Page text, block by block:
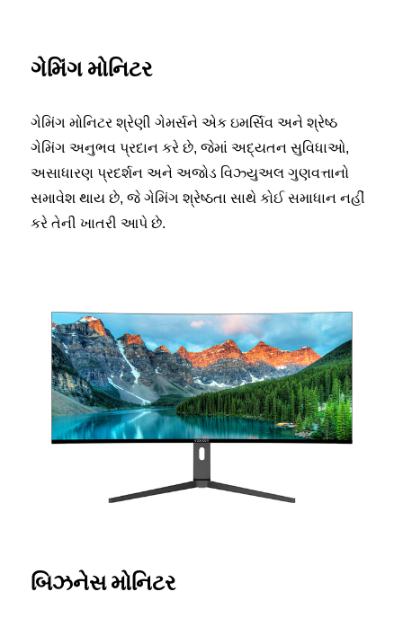
ગેમિંગ મોનિટર
ગેમિંગ મોનિટર શ્રેણી ગેમર્સને એક ઇમર્સિવ અને શ્રેષ્ઠ
ગેમિંગ અનુભવ પ્રદાન કરે છે, જેમાં અદ્યતન સુવિધાઓ,
અસાધારણ પ્રદર્શન અને અજોડ વિઝ્યુઅલ ગુણવત્તાનો
સમાવેશ થાય છે, જે ગેમિંગ શ્રેષ્ઠતા સાથે કોઈ સમાધાન નહીં
કરે તેની ખાતરી આપે છે.
બિઝનેસ મોનિટર